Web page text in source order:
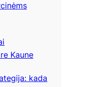
Kaune
kada